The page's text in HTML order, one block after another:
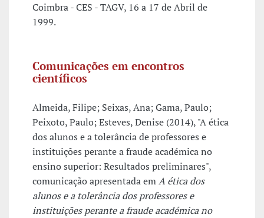
Coimbra - CES - TAGV, 16 a 17 de Abril de
1999.
Comunicações em encontros
científicos
Almeida, Filipe; Seixas, Ana; Gama, Paulo;
Peixoto, Paulo; Esteves, Denise (2014), "A ética
dos alunos e a tolerância de professores e
instituições perante a fraude académica no
ensino superior: Resultados preliminares",
comunicação apresentada emA ética dos
alunos e a tolerância dos professores e
instituições perante a fraude académica no